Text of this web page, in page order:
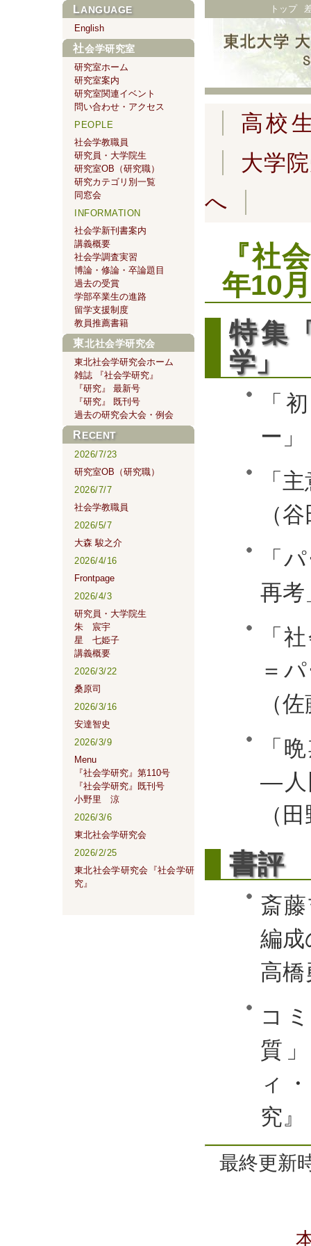
トップ
高校
大学
へ
『社
年10
特集
学」
「
ー
「
（
「
再
「
＝
（
「
―人
（
書評
斎
編
高橋
コ
質
ィ
究
最終更新
LANGUAGE
English
社会学研究室
研究室ホーム
研究室案内
研究室関連イベント
問い合わせ・アクセス
PEOPLE
社会学教職員
研究員・大学院生
研究室OB（研究職）
研究カテゴリ別一覧
同窓会
INFORMATION
社会学新刊書案内
講義概要
社会学調査実習
博論・修論・卒論題目
過去の受賞
学部卒業生の進路
留学支援制度
教員推薦書籍
東北社会学研究会
東北社会学研究会ホーム
雑誌 『社会学研究』
『研究』 最新号
『研究』 既刊号
過去の研究会大会・例会
RECENT
2026/7/23
研究室OB（研究職）
2026/7/7
社会学教職員
2026/5/7
大森 駿之介
2026/4/16
Frontpage
2026/4/3
研究員・大学院生
朱 宸宇
星 七姫子
講義概要
2026/3/22
桑原司
2026/3/16
安達智史
2026/3/9
Menu
『社会学研究』第110号
『社会学研究』既刊号
小野里 涼
2026/3/6
東北社会学研究会
2026/2/25
東北社会学研究会『社会学研
究』